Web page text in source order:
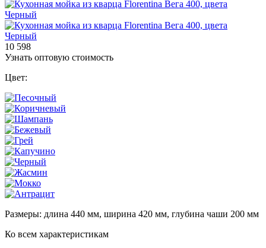
10 598
Узнать оптовую стоимость
Цвет:
Размеры: длина 440 мм, ширина 420 мм, глубина чаши 200 мм
Ко всем характеристикам